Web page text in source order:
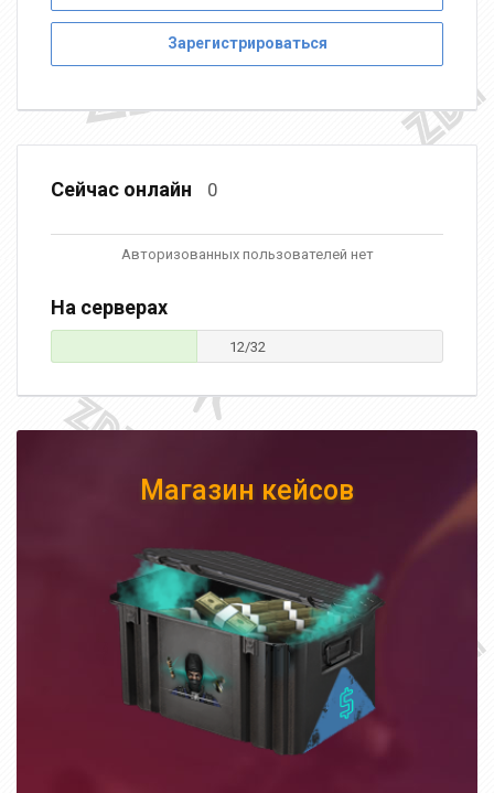
Зарегистрироваться
Сейчас онлайн 0
Авторизованных пользователей нет
На серверах
12/32
Магазин кейсов